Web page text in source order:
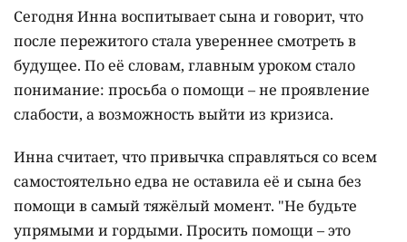
Сегодня Инна воспитывает сына и говорит, что
после пережитого стала увереннее смотреть в
будущее. По её словам, главным уроком стало
понимание: просьба о помощи – не проявление
слабости, а возможность выйти из кризиса.
Инна считает, что привычка справляться со всем
самостоятельно едва не оставила её и сына без
помощи в самый тяжёлый момент. "Не будьте
упрямыми и гордыми. Просить помощи – это